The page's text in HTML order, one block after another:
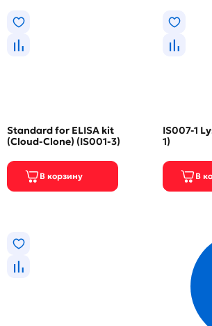
Standard for ELISA kit
(Cloud-Clone) (IS001-3)
IS007-1
1)